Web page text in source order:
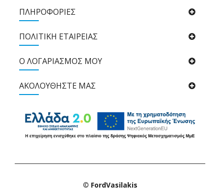
ΠΛΗΡΟΦΟΡΙΕΣ
ΠΟΛΙΤΙΚΉ ΕΤΑΙΡΕΊΑΣ
Ο ΛΟΓΑΡΙΑΣΜΟΣ ΜΟΥ
ΑΚΟΛΟΥΘΉΣΤΕ ΜΑΣ
© FordVasilakis